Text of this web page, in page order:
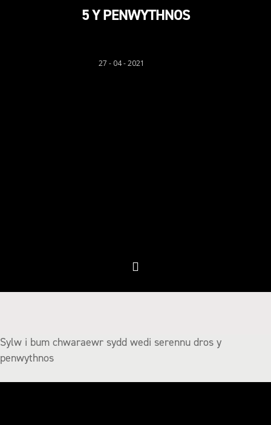
5 Y PENWYTHNOS
27 - 04 - 2021
Sylw i bum chwaraewr sydd wedi serennu dros y
penwythnos